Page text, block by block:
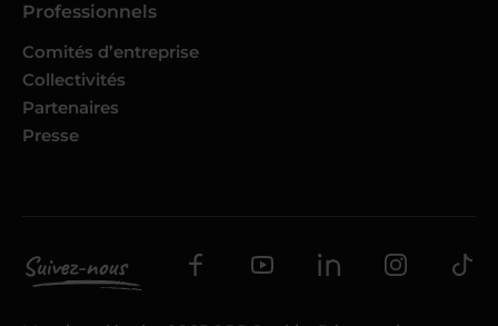
Professionnels
Comités d’entreprise
Collectivités
Partenaires
Presse